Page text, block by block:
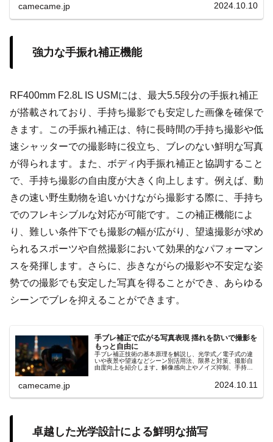
camecame.jp 2024.10.10
強力な手振れ補正機能
RF400mm F2.8L IS USMには、最大5.5段分の手振れ補正
が搭載されており、手持ち撮影でも安定した画像を確保で
きます。この手振れ補正は、特に長時間の手持ち撮影や低
速シャッターでの撮影時に役立ち、ブレのない鮮明な写真
が得られます。また、ボディ内手振れ補正と協調すること
で、手持ち撮影の自由度が大きく向上します。例えば、動
きの速い野生動物を追いかけながら撮影する際に、手持ち
でのフレキシブルな対応が可能です。この補正機能によ
り、難しい条件下でも撮影の幅が広がり、望遠撮影が求め
られるスポーツや自然撮影において効果的なパフォーマン
スを発揮します。さらに、歩きながらの撮影や不安定な姿
勢での撮影でも安定した写真を得ることができ、あらゆる
シーンでブレを抑えることができます。
手ブレ補正で広がる写真表現 揺れを防いで撮影を
もっと自由に
手ブレ補正技術の基本原理を解説し、光学式／電子式の違
いや夜景や望遠などシーン別活用法、限界と対策、撮影自
由度向上を紹介します。解像感向上やノイズ抑制、手持ち
camecame.jp 2024.10.11
卓越した光学設計による鮮明な描写